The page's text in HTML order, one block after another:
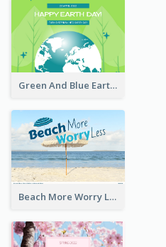
Green And Blue Earth and Trees Illustrations Earth Day Postcard
Beach More Worry Less Postcard